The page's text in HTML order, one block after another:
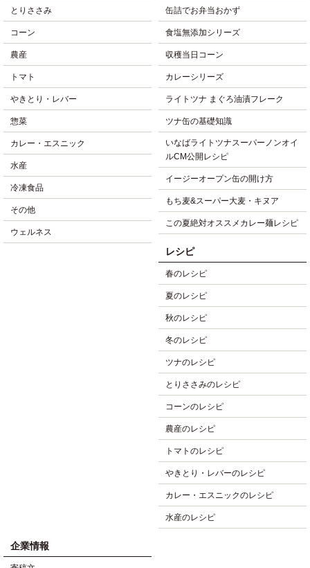
とりささみ
コーン
農産
トマト
やきとり・レバー
惣菜
カレー・エスニック
水産
冷凍食品
その他
ウェルネス
缶詰でお弁当おかず
食塩無添加シリーズ
収穫当日コーン
カレーシリーズ
ライトツナ まぐろ油漬フレーク
ツナ缶の基礎知識
いなばライトツナスーパーノンオイ
ルCM公開レシピ
イージーオープン缶の開け方
もち麦&スーパー大麦・キヌア
この夏絶対オススメカレー麺レシピ
レシピ
春のレシピ
夏のレシピ
秋のレシピ
冬のレシピ
ツナのレシピ
とりささみのレシピ
コーンのレシピ
農産のレシピ
トマトのレシピ
やきとり・レバーのレシピ
カレー・エスニックのレシピ
水産のレシピ
企業情報